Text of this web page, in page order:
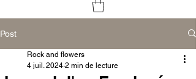
Post
Rock and flowers
4 juil. 2024 2 min de lecture